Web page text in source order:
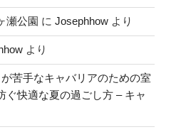
瀬公園 に Josephhow より
より
苦手なキャバリアのための室
ぐ快適な夏の過ごし方 – キャ